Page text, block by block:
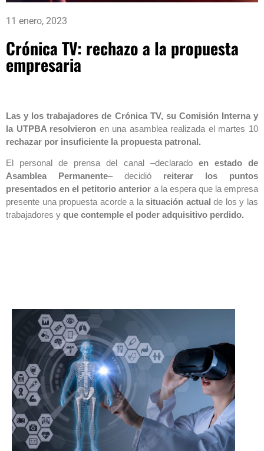
11 enero, 2023
Crónica TV: rechazo a la propuesta
empresaria
Las y los trabajadores de Crónica TV, su Comisión Interna y
la UTPBA resolvieron en una asamblea realizada el martes 10
rechazar por insuficiente la propuesta patronal.
El personal de prensa del canal –declarado en estado de
Asamblea Permanente– decidió reiterar los puntos
presentados en el petitorio anterior a la espera que la empresa
presente una propuesta acorde a lasituación actual de los y las
trabajadores y que contemple el poder adquisitivo perdido.